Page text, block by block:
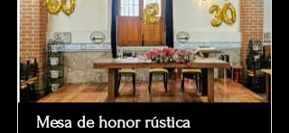
Mesa de honor rústica